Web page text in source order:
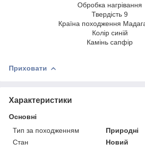
Обробка нагрівання
Твердість 9
Країна походження
Колір синій
Камінь сапфір
Приховати
Характеристики
Основні
Тип за походженням
Природні
Стан
Новий